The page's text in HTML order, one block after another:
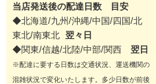
当店発送後の配達日数 目安
◆北海道/九州/沖縄/中国/四国/北
東北/南東北 翌々日
◆関東/信越/北陸/中部/関西 翌日
※配達に要する日数は交通状況、運送機関の
混雑状況で変化いたします。多少日数が前後